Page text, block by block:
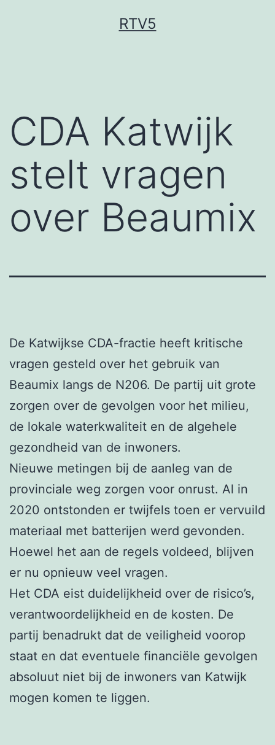
RTV5
CDA Katwijk
stelt vragen
over Beaumix
De Katwijkse CDA-fractie heeft kritische
vragen gesteld over het gebruik van
Beaumix langs de N206. De partij uit grote
zorgen over de gevolgen voor het milieu,
de lokale waterkwaliteit en de algehele
gezondheid van de inwoners.
Nieuwe metingen bij de aanleg van de
provinciale weg zorgen voor onrust. Al in
2020 ontstonden er twijfels toen er vervuild
materiaal met batterijen werd gevonden.
Hoewel het aan de regels voldeed, blijven
er nu opnieuw veel vragen.
Het CDA eist duidelijkheid over de risico’s,
verantwoordelijkheid en de kosten. De
partij benadrukt dat de veiligheid voorop
staat en dat eventuele financiële gevolgen
absoluut niet bij de inwoners van Katwijk
mogen komen te liggen.